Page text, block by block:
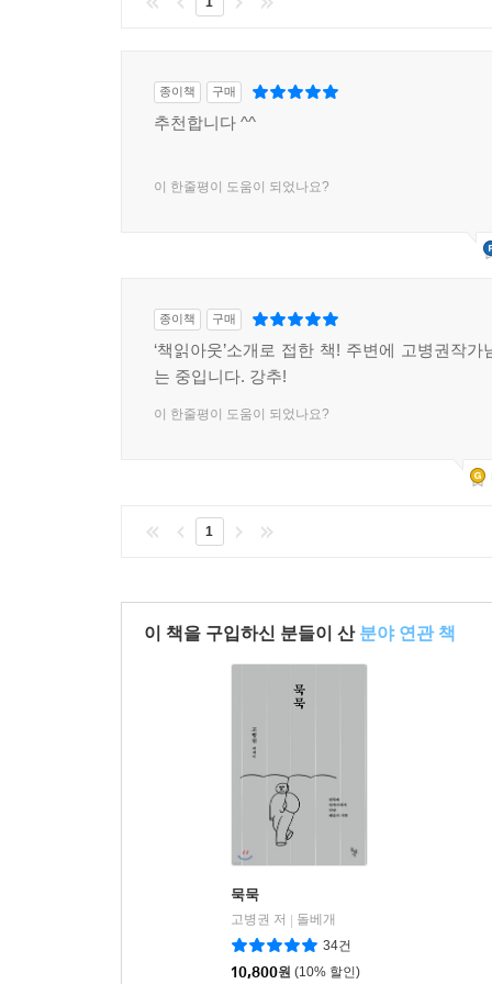
종이책 구매
추천합니다 ^^
이 한줄평이 도움이 되었나요?
종이책 구매
‘책읽아웃’소개로 접한 책! 주변에 고병권작
는 중입니다. 강추!
이 한줄평이 도움이 되었나요?
1
이 책을 구입하신 분들이 산 분야 연관 책
묵묵
고병권 저
돌베개
34건
10,800원 (10% 할인)